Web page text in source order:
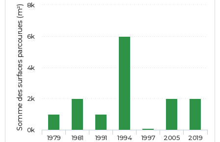
Somme des surfaces parcourues (m²)
1979 1981 1991 1994 1997 2005 2019
0k
2k
4k
6k
8k